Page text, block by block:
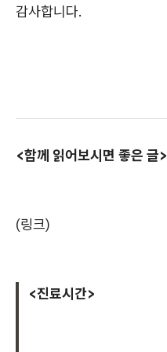
감사합니다.
<함께 읽어보시면 좋은 글>
(링크)
<진료시간>